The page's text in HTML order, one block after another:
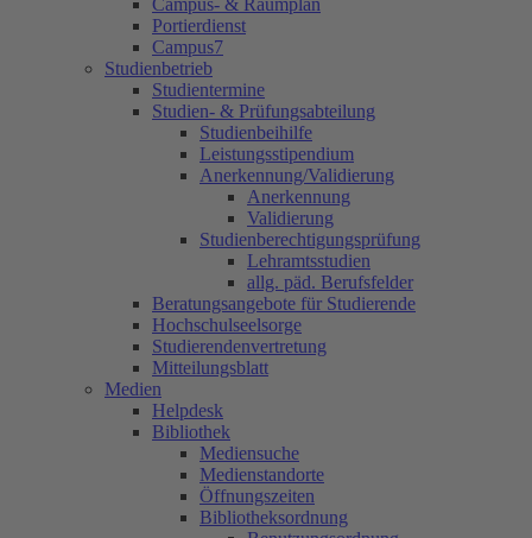
Campus- & Raumplan
Portierdienst
Campus7
Studienbetrieb
Studientermine
Studien- & Prüfungsabteilung
Studienbeihilfe
Leistungsstipendium
Anerkennung/Validierung
Anerkennung
Validierung
Studienberechtigungsprüfung
Lehramtsstudien
allg. päd. Berufsfelder
Beratungsangebote für Studierende
Hochschulseelsorge
Studierendenvertretung
Mitteilungsblatt
Medien
Helpdesk
Bibliothek
Mediensuche
Medienstandorte
Öffnungszeiten
Bibliotheksordnung